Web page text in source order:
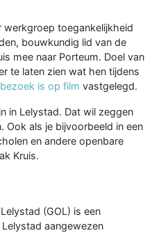
toegankelijkheid
bouwkundig lid van de
mee naar Porteum. Doel van
te laten zien wat hen tijdens
bezoek is op film vastgelegd.
in Lelystad. Dat wil zeggen
Ook als je bijvoorbeeld in een
en andere openbare
Kruis.
(GOL) is een
aangewezen